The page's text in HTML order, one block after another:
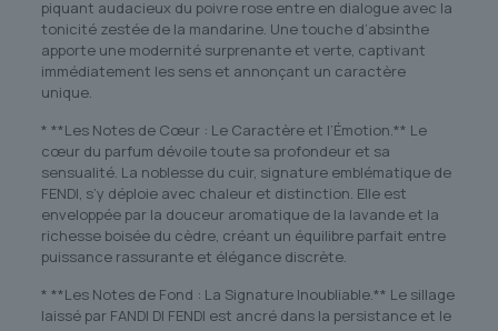
piquant audacieux du poivre rose entre en dialogue avec la
tonicité zestée de la mandarine. Une touche d’absinthe
apporte une modernité surprenante et verte, captivant
immédiatement les sens et annonçant un caractère
unique.
* **Les Notes de Cœur : Le Caractère et l’Émotion.** Le
cœur du parfum dévoile toute sa profondeur et sa
sensualité. La noblesse du cuir, signature emblématique de
FENDI, s’y déploie avec chaleur et distinction. Elle est
enveloppée par la douceur aromatique de la lavande et la
richesse boisée du cèdre, créant un équilibre parfait entre
puissance rassurante et élégance discrète.
* **Les Notes de Fond : La Signature Inoubliable.** Le sillage
laissé par FANDI DI FENDI est ancré dans la persistance et le